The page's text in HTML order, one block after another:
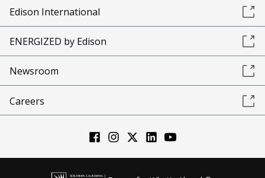
Edison International
ENERGIZED by Edison
Newsroom
Careers